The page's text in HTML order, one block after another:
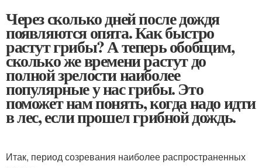
Через сколько дней после дождя
появляются опята. Как быстро
растут грибы? А теперь обобщим,
сколько же времени растут до
полной зрелости наиболее
популярные у нас грибы. Это
поможет нам понять, когда надо идти
в лес, если прошел грибной дождь.
Итак, период созревания наиболее распространенных